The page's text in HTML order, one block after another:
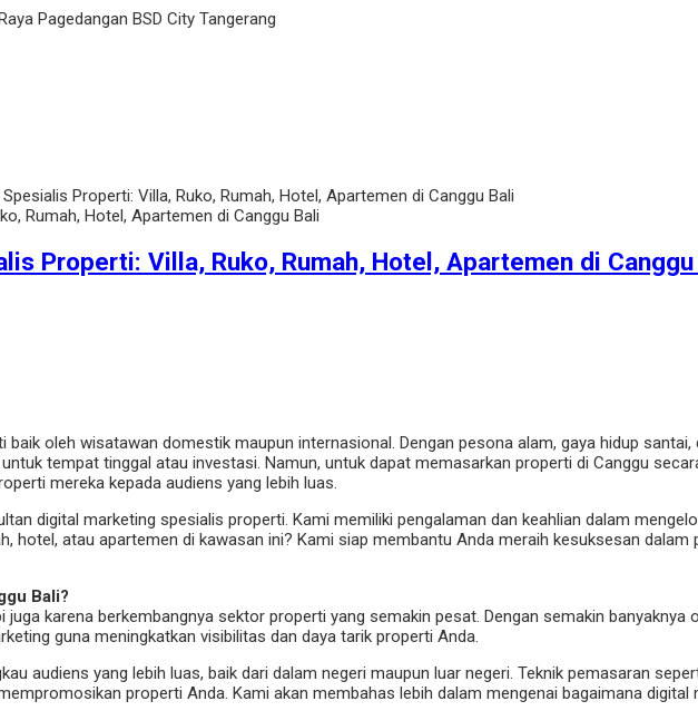
Pagedangan BSD City Tangerang
Properti: Villa, Ruko, Rumah, Hotel, Apartemen di Canggu Bali
Properti: Villa, Ruko, Rumah, Hotel, Apartemen di Canggu
oleh wisatawan domestik maupun internasional. Dengan pesona alam, gaya hidup
tempat tinggal atau investasi. Namun, untuk dapat memasarkan properti di Canggu
mereka kepada audiens yang lebih luas.
digital marketing spesialis properti. Kami memiliki pengalaman dan keahlian dalam
hotel, atau apartemen di kawasan ini? Kami siap membantu Anda meraih kesuksesan
Bali?
karena berkembangnya sektor properti yang semakin pesat. Dengan semakin banyaknya
guna meningkatkan visibilitas dan daya tarik properti Anda.
audiens yang lebih luas, baik dari dalam negeri maupun luar negeri. Teknik pemasaran
properti Anda. Kami akan membahas lebih dalam mengenai bagaimana